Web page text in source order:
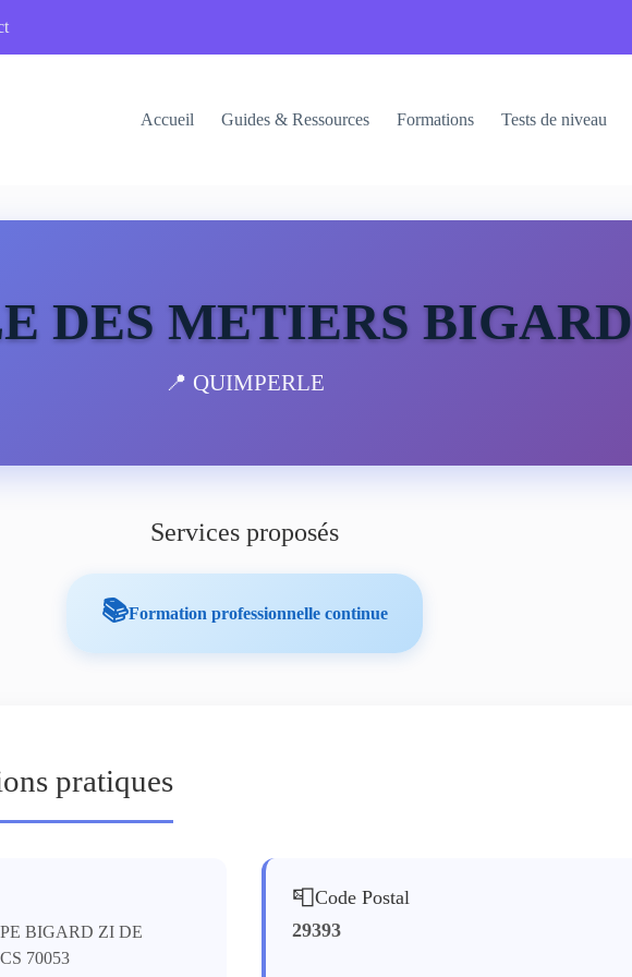
Accueil Guides & Ressources Formations Tests de niveau
DES METIERS BIGARD
📍 QUIMPERLE
Services proposés
📚Formation professionnelle continue
pratiques
BIGARD ZI DE
70053
📮Code Postal
29393